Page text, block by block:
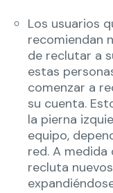
Los usuarios
recomiendan
de reclutar a
estas
comenzar a
su cuenta.
la pierna
equipo,
red. A medida
recluta